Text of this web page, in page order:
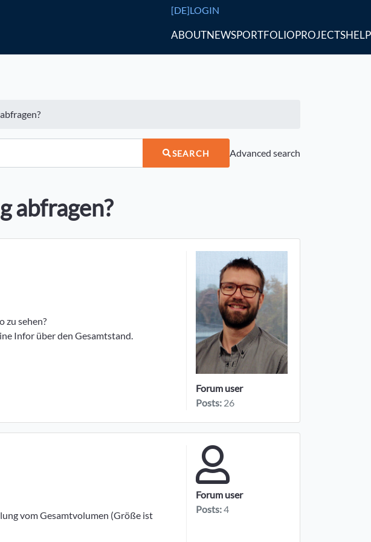
[DE]LOGIN
ABOUTNEWSPORTFOLIOPROJECTSHELP
SEARCH Advanced search
abfragen?
zu sehen?
Infor über den Gesamtstand.
Forum user
Posts:26
vom Gesamtvolumen (Größe ist
Forum user
Posts:4